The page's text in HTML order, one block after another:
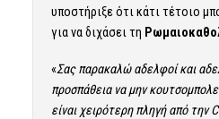
υποστήριξε ότι κάτι τέτοιο
για να διχάσει τη
«Σας παρακαλώ αδελφοί και
προσπάθεια να μην
είναι χειρότερη πληγή από την